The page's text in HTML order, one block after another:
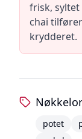
frisk, syltet
chai
krydderet.
potet